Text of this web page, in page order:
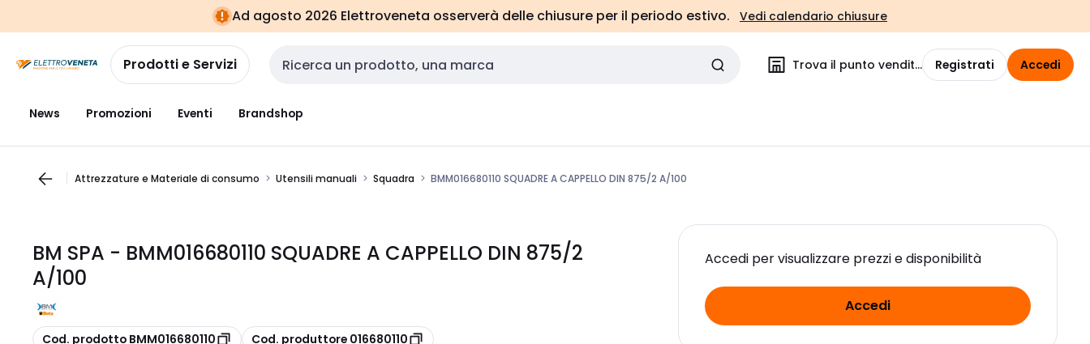
navigazionealla
pagina
Ad agosto 2026 Elettroveneta osserverà delle chiusure per il periodo estivo. Vedi calendario chiusure
Prodotti e Servizi Cerca input Trova il punto vendita Registrati Accedi
News Promozioni Eventi Brandshop
Attrezzature e Materiale di consumo Utensili manuali Squadra BMM016680110 SQUADRE A CAPPELLO DIN 875/2 A/100
BM SPA - BMM016680110 SQUADRE A CAPPELLO DIN 875/2
A/100
copia
Cod. prodotto BMM016680110 copia
Cod. produttore 016680110
Accedi per visualizzare prezzi e disponibilità
Accedi